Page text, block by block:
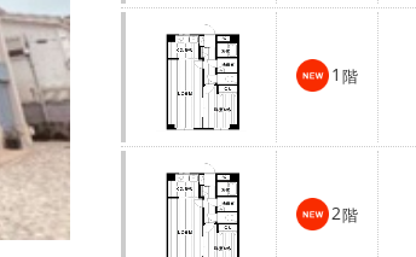
1 階
2階